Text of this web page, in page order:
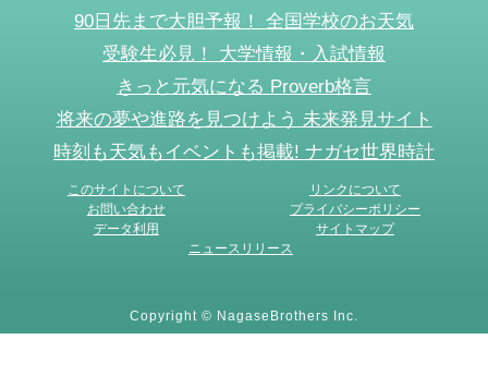
90日先まで大胆予報！ 全国学校のお天気
受験生必見！ 大学情報・入試情報
きっと元気になる Proverb格言
将来の夢や進路を見つけよう 未来発見サイト
時刻も天気もイベントも掲載! ナガセ世界時計
このサイトについて
リンクについて
お問い合わせ
プライバシーポリシー
データ利用
サイトマップ
ニュースリリース
Copyright © NagaseBrothers Inc.